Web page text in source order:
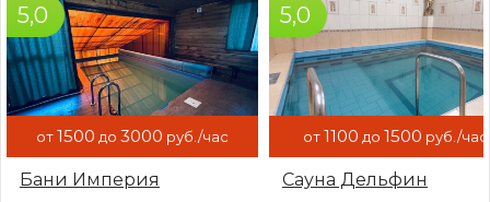
5,0
от1500 до 3000 руб./час
Бани Империя
5,0
от1100 до 1500 руб./час
Сауна Дельфин